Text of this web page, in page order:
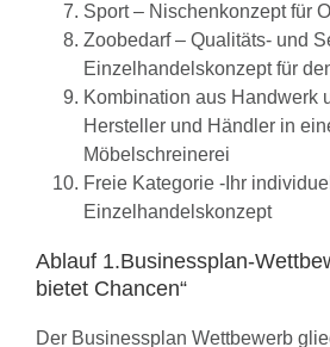
Sport – Nischenkonzept für
Zoobedarf – Qualitäts- und
Einzelhandelskonzept für
Kombination aus Handwerk
Hersteller und Händler in
Möbelschreinerei
Freie Kategorie -Ihr
Einzelhandelskonzept
Ablauf 1.Businessplan-
bietet Chancen“
Der Businessplan Wettbewerb